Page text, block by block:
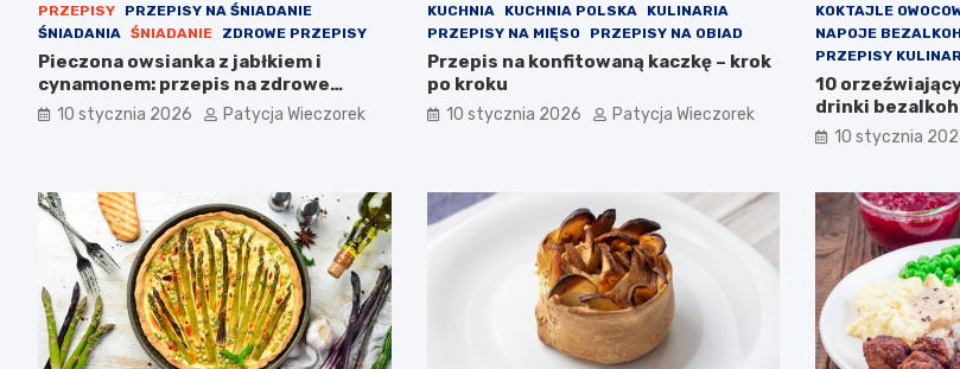
PRZEPISY
PRZEPISY NA ŚNIADANIE
ŚNIADANIA ŚNIADANIE ZDROWE PRZEPISY
Pieczona owsianka z jabłkiem i
cynamonem: przepis na zdrowe
śniadanie
10 stycznia 2026 Patycja Wieczorek
KUCHNIA KUCHNIA POLSKA
KULINARIA
PRZEPISY NA MIĘSO
PRZEPISY NA OBIAD
Przepis na konfitowaną kaczkę – krok
po kroku
10 stycznia 2026 Patycja Wieczorek
KOKTAJLE
NAPOJE
PRZEPISY
10
drinki
dorosłych
10 stycznia